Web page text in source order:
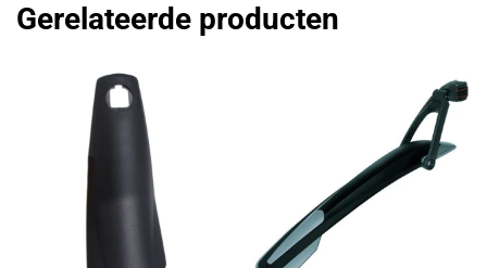
Gerelateerde producten